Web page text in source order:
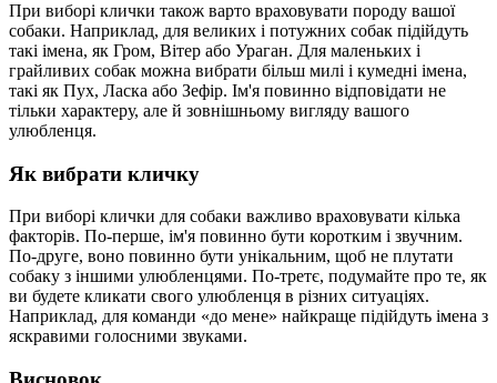
При виборі клички також варто враховувати породу вашої
собаки. Наприклад, для великих і потужних собак підійдуть
такі імена, як Гром, Вітер або Ураган. Для маленьких і
грайливих собак можна вибрати більш милі і кумедні імена,
такі як Пух, Ласка або Зефір. Ім'я повинно відповідати не
тільки характеру, але й зовнішньому вигляду вашого
улюбленця.
Як вибрати кличку
При виборі клички для собаки важливо враховувати кілька
факторів. По-перше, ім'я повинно бути коротким і звучним.
По-друге, воно повинно бути унікальним, щоб не плутати
собаку з іншими улюбленцями. По-третє, подумайте про те, як
ви будете кликати свого улюбленця в різних ситуаціях.
Наприклад, для команди «до мене» найкраще підійдуть імена з
яскравими голосними звуками.